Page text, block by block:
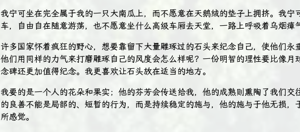
我宁可坐在完全属于我的一只大南瓜上，而不愿意在天鹅绒的垫子上拥挤。我宁
车，自由自在随意游荡，也不愿意坐什么高级车厢去天堂，一路上呼吸着乌烟瘴
许多国家怀着疯狂的野心，想要靠留下大量雕琢过的石头来纪念自己，使他们永
他们用同样的力气来打磨雕琢自己的风度会怎么样呢？一份明智的理性要比像月
念碑还更加值得纪念。我更喜欢让石头放在适当的地方。
我要的是一个人的花朵和果实；他的芬芳会传送给我，他的成熟则熏陶了我们交
的良善不能是局部的、短暂的行为，而是持续稳定的施与，他的施与于他无损，
所感觉。